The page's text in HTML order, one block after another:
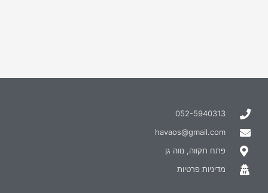
052-5940313
havaos@gmail.com
פתח תקווה, נווה גן
מדיניות פרטיות